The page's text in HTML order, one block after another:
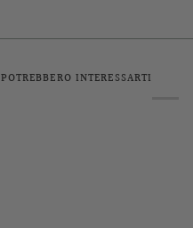
POTREBBERO INTERESSARTI